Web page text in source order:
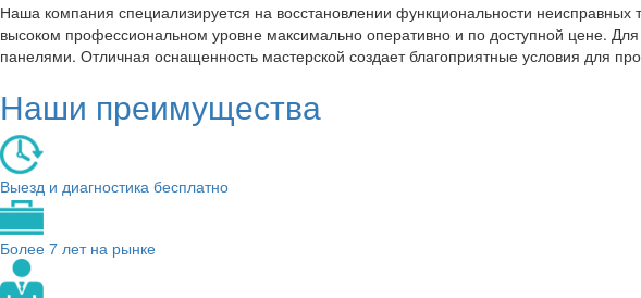
Наша компания специализируется на восстановлении функциональности
высоком профессиональном уровне максимально оперативно и по доступной цене.
панелями. Отличная оснащенность мастерской создает благоприятные условия для
Наши преимущества
Выезд и диагностика бесплатно
Более 7 лет на рынке